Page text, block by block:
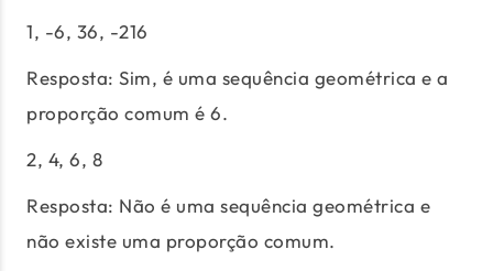
1, -6, 36, -216
Resposta: Sim, é uma sequência geométrica e a
proporção comum é 6.
2, 4, 6, 8
Resposta: Não é uma sequência geométrica e
não existe uma proporção comum.